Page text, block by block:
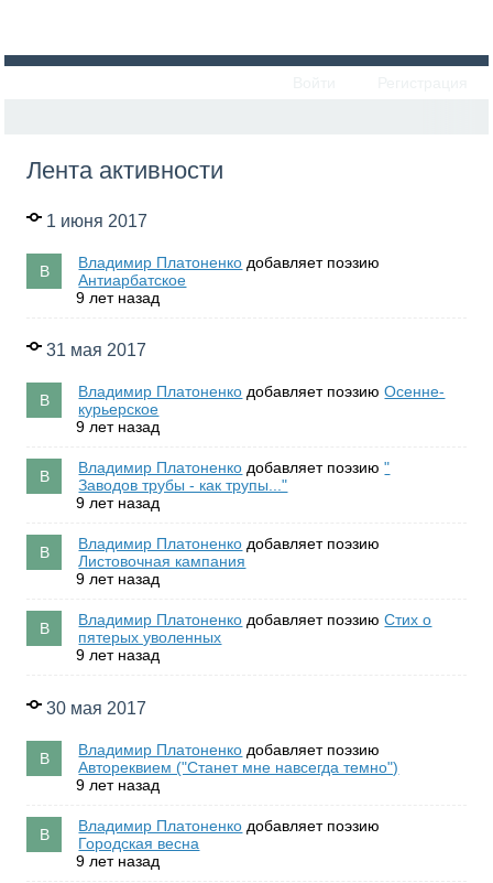
Лента активности
1 июня 2017
Владимир Платоненко добавляет поэзию
Антиарбатское
9 лет назад
31 мая 2017
Владимир Платоненко добавляет поэзиюОсенне-
курьерское
9 лет назад
Владимир Платоненко добавляет поэзию"
Заводов трубы - как трупы..."
9 лет назад
Владимир Платоненко добавляет поэзию
Листовочная кампания
9 лет назад
Владимир Платоненко добавляет поэзиюСтих о
пятерых уволенных
9 лет назад
30 мая 2017
Владимир Платоненко добавляет поэзию
Автореквием ("Станет мне навсегда темно")
9 лет назад
Владимир Платоненко добавляет поэзию
Городская весна
9 лет назад